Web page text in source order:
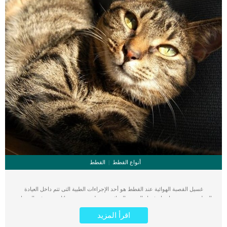
أنواع القطط القطط
غسيل القصبة الهوائية عند القطط هو أحد الإجراءات الطبية التى تتم داخل العيادة
البيطرية. حيث يتم إجراء غسل القصبة الهوائية عن طريق تمرير سائل معقم في الممرات
الهوائية العلوية للرئة. كما تستخدم هذه الطريقة بهدف الحصول على تشخيص طبي لحالة
القطة من خلال فحص عينات الانسجة المصاحبة للسائل بعد غسيل القصبة الهوائية. هناك
طريقتان لغسيل القصبة الهوائية عند القطط سوف نتعرف عليهم فى هذا المقال. اقرأ
اقرأ المزيد